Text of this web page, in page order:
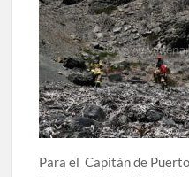
Para el Capitán de